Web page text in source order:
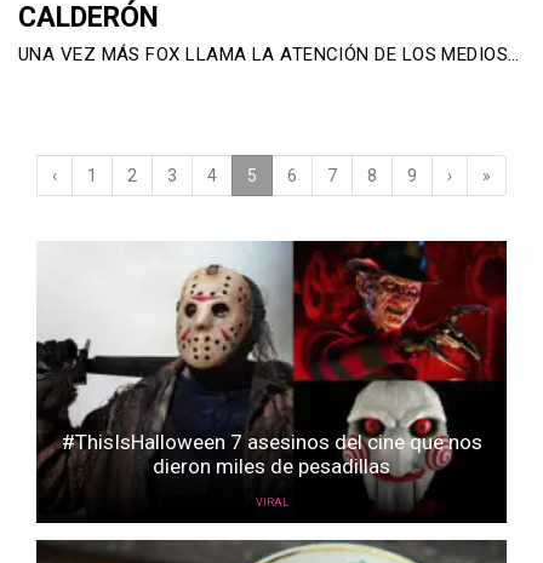
CALDERÓN
UNA VEZ MÁS FOX LLAMA LA ATENCIÓN DE LOS MEDIOS…
‹ 1 2 3 4 5 (current)
6 7 8 9 › »
#ThisIsHalloween 7 asesinos del cine que nos
dieron miles de pesadillas
VIRAL